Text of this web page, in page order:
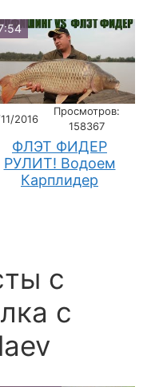
2016
Просмотров:
158367
ФЛЭТ ФИДЕР
РУЛИТ! Водоем
Карплидер
c
с